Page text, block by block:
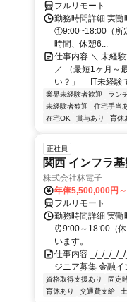
フルリモート
勤務時間詳細 実
①9:00~18:00（所
時間、休憩6...
仕事内容 ＼ 未経
／ （最短1ヶ月～
い？」 「IT未経験
業界未経験者歓迎 ラン
未経験者歓迎
住宅手当
在宅OK
賞与あり 育休
正社員
関西 インフラ
株式会社林電子
年俸5,500,000円
フルリモート
勤務時間詳細 実
⏰9:00～18:00（
います。
仕事内容 _/_/_/_/
ジニア募集 金融
資格取得支援あり 固定
育休あり
交通費支給